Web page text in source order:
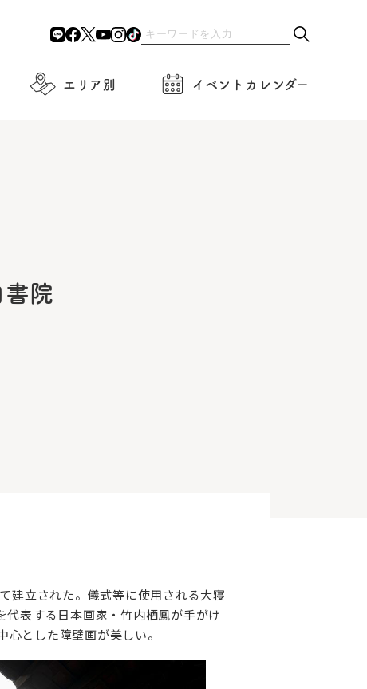
エリア別 イベントカレンダー
院
建立された。儀式等に使用される大寝
表する日本画家・竹内栖鳳が手がけ
とした障壁画が美しい。